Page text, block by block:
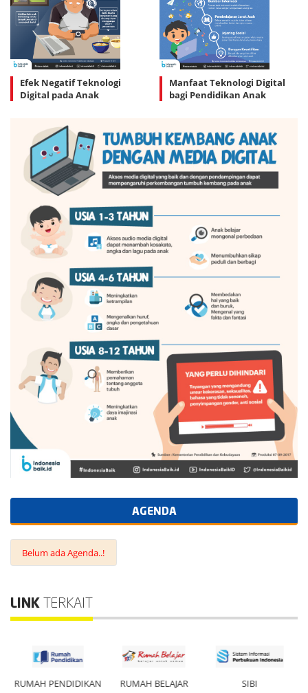
Efek Negatif Teknologi
Digital pada Anak
Manfaat Teknologi Digital
bagi Pendidikan Anak
AGENDA
Belum ada Agenda..!
LINK TERKAIT
RUMAH PENDIDIKAN RUMAH BELAJAR SIBI